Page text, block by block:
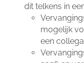
dit telkens in
mogelijk
een